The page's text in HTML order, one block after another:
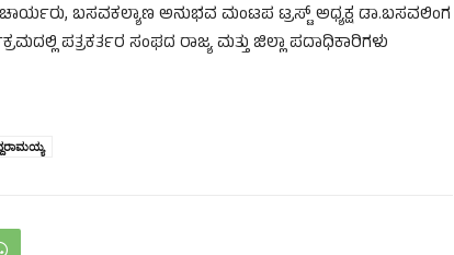
ಬಸವಕಲ್ಯಾಣ ಅನುಭವ ಮಂಟಪ ಟ್ರಸ್ಟ್ ಅಧ್ಯಕ್ಷ ಡಾ.ಬಸವಲಿಂಗ
ಪತ್ರಕರ್ತರ ಸಂಘದ ರಾಜ್ಯ ಮತ್ತು‌ ಜಿಲ್ಲಾ ಪದಾಧಿಕಾರಿಗಳು